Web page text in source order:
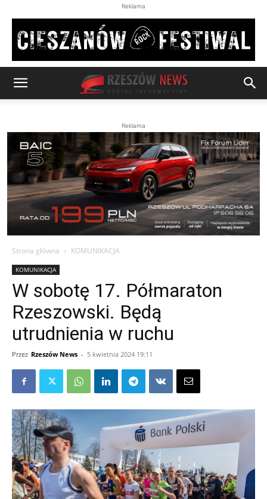
Reklama
Reklama
Strona główna KOMUNIKACJA
KOMUNIKACJA
W sobotę 17. Półmaraton
Rzeszowski. Będą
utrudnienia w ruchu
Przez Rzeszów News - 5 kwietnia 2024 19:11